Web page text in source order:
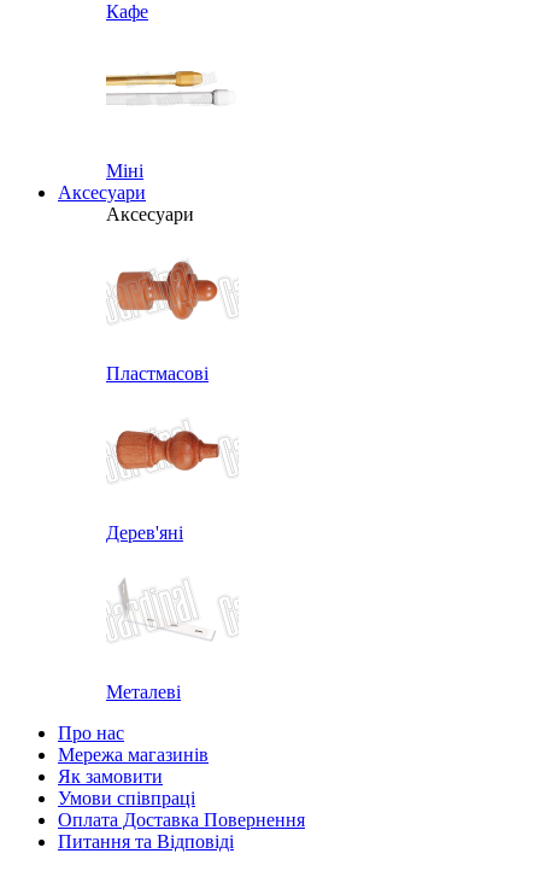
Кафе
Міні
Аксесуари
Аксесуари
Пластмасові
Дерев'яні
Металеві
Про нас
Мережа магазинів
Як замовити
Умови співпраці
Оплата Доставка Повернення
Питання та Відповіді